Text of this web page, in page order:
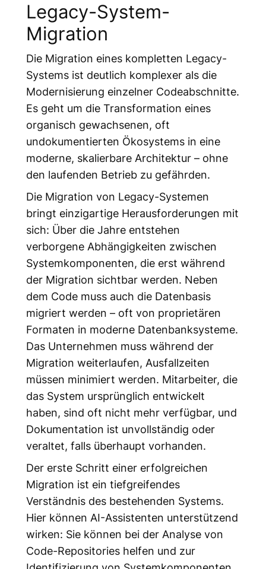
Legacy-System-
Migration
Die Migration eines kompletten Legacy-
Systems ist deutlich komplexer als die
Modernisierung einzelner Codeabschnitte.
Es geht um die Transformation eines
organisch gewachsenen, oft
undokumentierten Ökosystems in eine
moderne, skalierbare Architektur – ohne
den laufenden Betrieb zu gefährden.
Die Migration von Legacy-Systemen
bringt einzigartige Herausforderungen mit
sich: Über die Jahre entstehen
verborgene Abhängigkeiten zwischen
Systemkomponenten, die erst während
der Migration sichtbar werden. Neben
dem Code muss auch die Datenbasis
migriert werden – oft von proprietären
Formaten in moderne Datenbanksysteme.
Das Unternehmen muss während der
Migration weiterlaufen, Ausfallzeiten
müssen minimiert werden. Mitarbeiter, die
das System ursprünglich entwickelt
haben, sind oft nicht mehr verfügbar, und
Dokumentation ist unvollständig oder
veraltet, falls überhaupt vorhanden.
Der erste Schritt einer erfolgreichen
Migration ist ein tiefgreifendes
Verständnis des bestehenden Systems.
Hier können AI-Assistenten unterstützend
wirken: Sie können bei der Analyse von
Code-Repositories helfen und zur